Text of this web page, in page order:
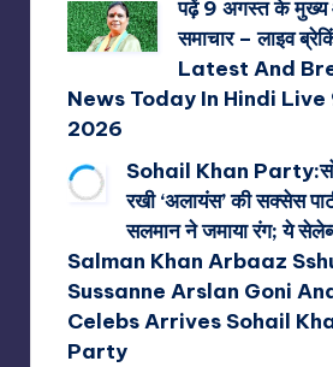
पढ़ें 9 अगस्त के मुख्य
समाचार – लाइव
Latest And
News Today In Hindi
2026
Sohail Khan
रखी ‘अलायंस’ की सक्सेस
सलमान ने जमाया रंग; ये
Salman Khan Arbaaz
Sussanne Arslan Goni
Celebs Arrives Sohail
Party